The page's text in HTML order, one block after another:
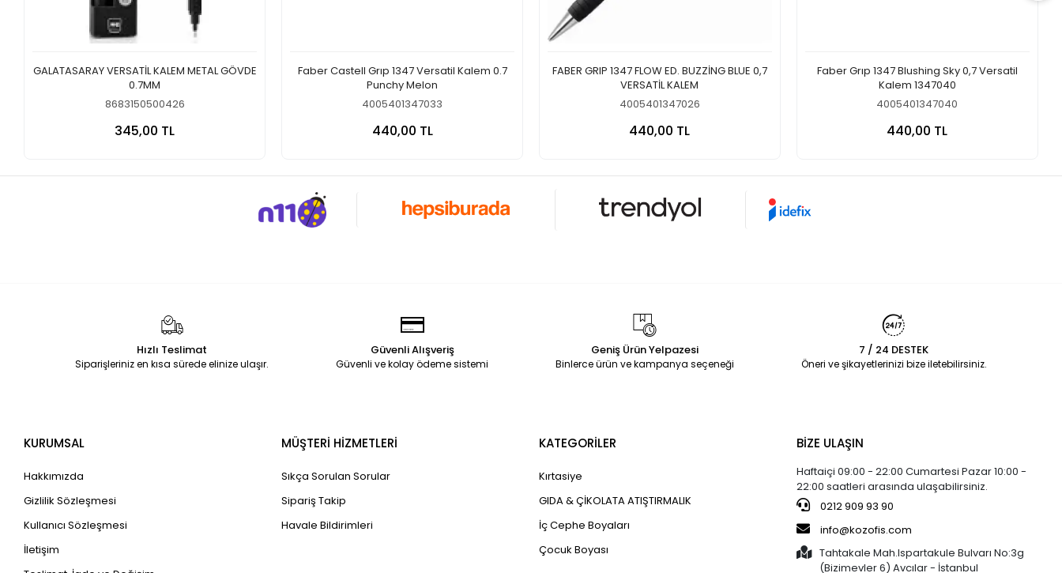
GALATASARAY VERSATİL KALEM METAL GÖVDE
0.7MM
8683150500426
345,00 TL
Faber Castell Grıp 1347 Versatil Kalem 0.7
Punchy Melon
4005401347033
440,00 TL
FABER GRIP 1347 FLOW ED. BUZZİNG BLUE 0,7
VERSATİL KALEM
4005401347026
440,00 TL
Faber Grıp 1347 Blushing Sky 0,7 Versatil
Kalem 1347040
4005401347040
440,00 TL
Hızlı Teslimat
Siparişleriniz en kısa sürede elinize ulaşır.
Güvenli Alışveriş
Güvenli ve kolay ödeme sistemi
Geniş Ürün Yelpazesi
Binlerce ürün ve kampanya seçeneği
7 / 24 DESTEK
Öneri ve şikayetlerinizi bize iletebilirsiniz.
KURUMSAL
Hakkımızda
Gizlilik Sözleşmesi
Kullanıcı Sözleşmesi
İletişim
MÜŞTERİ HİZMETLERİ
Sıkça Sorulan Sorular
Sipariş Takip
Havale Bildirimleri
KATEGORİLER
Kırtasiye
GIDA & ÇİKOLATA ATIŞTIRMALIK
İç Cephe Boyaları
Çocuk Boyası
BİZE ULAŞIN
Haftaiçi 09:00 - 22:00 Cumartesi Pazar 10:00 -
22:00 saatleri arasında ulaşabilirsiniz.
0212 909 93 90
info@kozofis.com
Tahtakale Mah.Ispartakule Bulvarı No:3g
(Bizimevler 6) Avcılar - İstanbul